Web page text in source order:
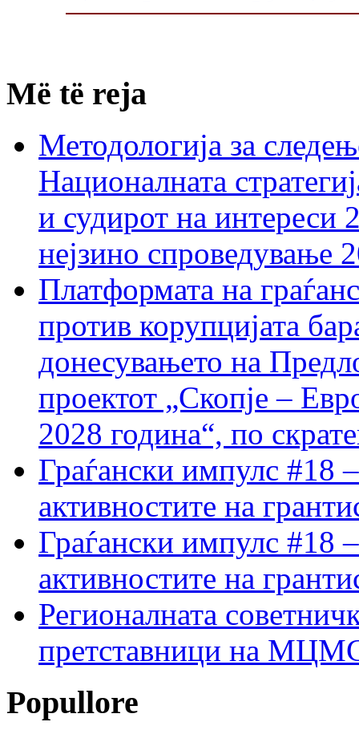
Më të reja
Методологија за
Националната
и судирот на интереси
нејзино спроведување
Платформата на
против корупцијата
донесувањето на
проектот „Скопје –
2028 година“, по
Граѓански импулс #18
активностите на
Граѓански импулс #18
активностите на
Регионалната
претставници на МЦМС
Popullore